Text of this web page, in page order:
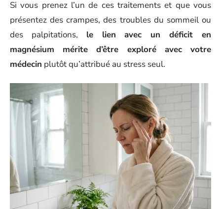
Si vous prenez l’un de ces traitements et que vous
présentez des crampes, des troubles du sommeil ou
des palpitations, le lien avec un déficit en
magnésium mérite d’être exploré avec votre
médecin plutôt qu’attribué au stress seul.